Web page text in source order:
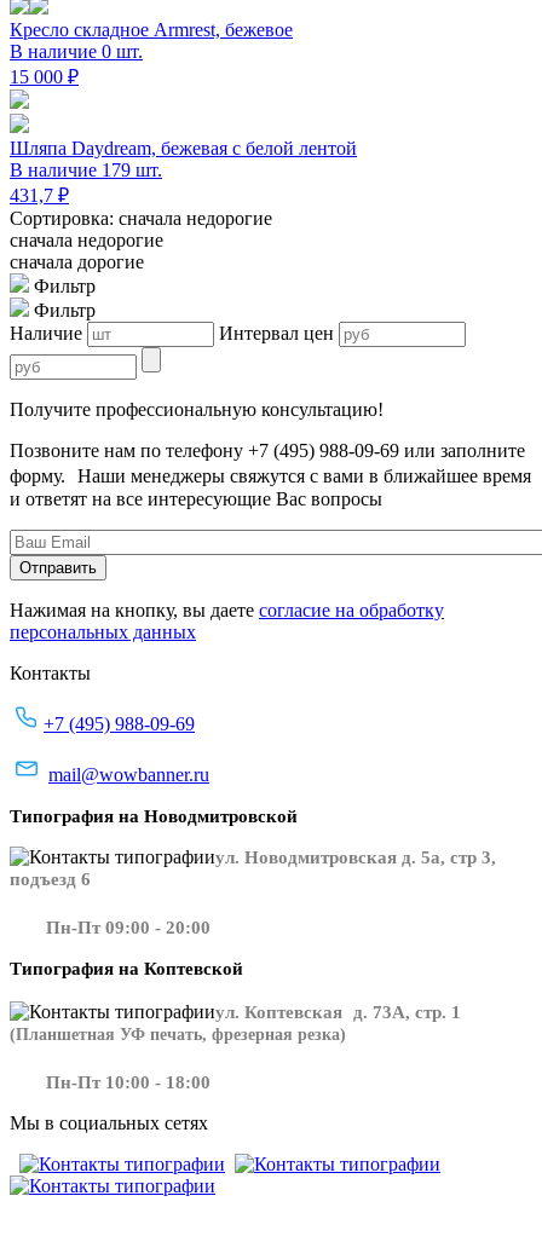
Кресло складное Armrest, бежевое
В наличие 0 шт.
15 000 ₽
Шляпа Daydream, бежевая с белой лентой
В наличие 179 шт.
431,7 ₽
Сортировка: сначала недорогие
сначала недорогие
сначала дорогие
Фильтр
Фильтр
Наличие
Интервал цен
Получите профессиональную консультацию!
Позвоните нам по телефону +7 (495) 988-09-69 или заполните
форму. Наши менеджеры свяжутся с вами в ближайшее время
и ответят на все интересующие Вас вопросы
Нажимая на кнопку, вы даете согласие на обработку
персональных данных
Контакты
+7 (495) 988-09-69
mail@wowbanner.ru
Типография на Новодмитровской
ул. Новодмитровская д. 5а, стр 3,
подъезд 6
Пн-Пт 09:00 - 20:00
Типография на Коптевской
ул. Коптевская д. 73А, стр. 1
(Планшетная УФ печать, фрезерная резка)
Пн-Пт 10:00 - 18:00
Мы в социальных сетях